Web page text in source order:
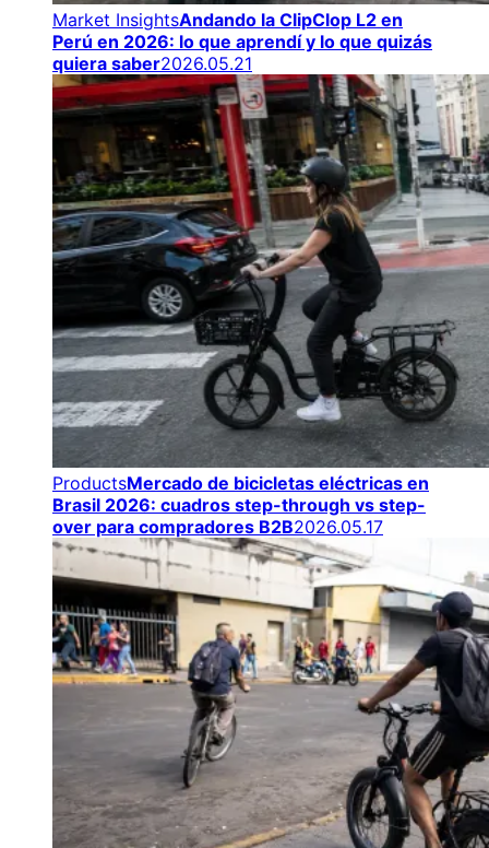
Market InsightsAndando la ClipClop L2 en
Perú en 2026: lo que aprendí y lo que quizás
quiera saber2026.05.21
ProductsMercado de bicicletas eléctricas en
Brasil 2026: cuadros step-through vs step-
over para compradores B2B2026.05.17